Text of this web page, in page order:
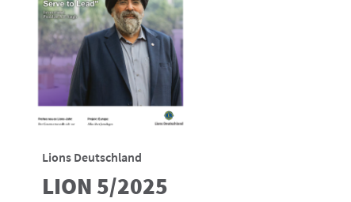
Lions Deutschland
LION 5/2025